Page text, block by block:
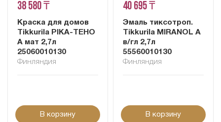
38 580 ₸
Краска для домов
Tikkurila PIKA-TEHO
A мат 2,7л
25060010130
Финляндия
В корзину
40 695 ₸
Эмаль тиксотроп.
Tikkurila MIRANOL A
в/гл 2,7л
55560010130
Финляндия
В корзину